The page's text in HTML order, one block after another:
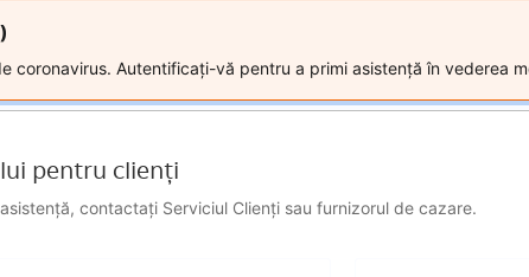
coronavirus. Autentificați-vă pentru a primi asistență în vederea
pentru clienți
contactați Serviciul Clienți sau furnizorul de cazare.